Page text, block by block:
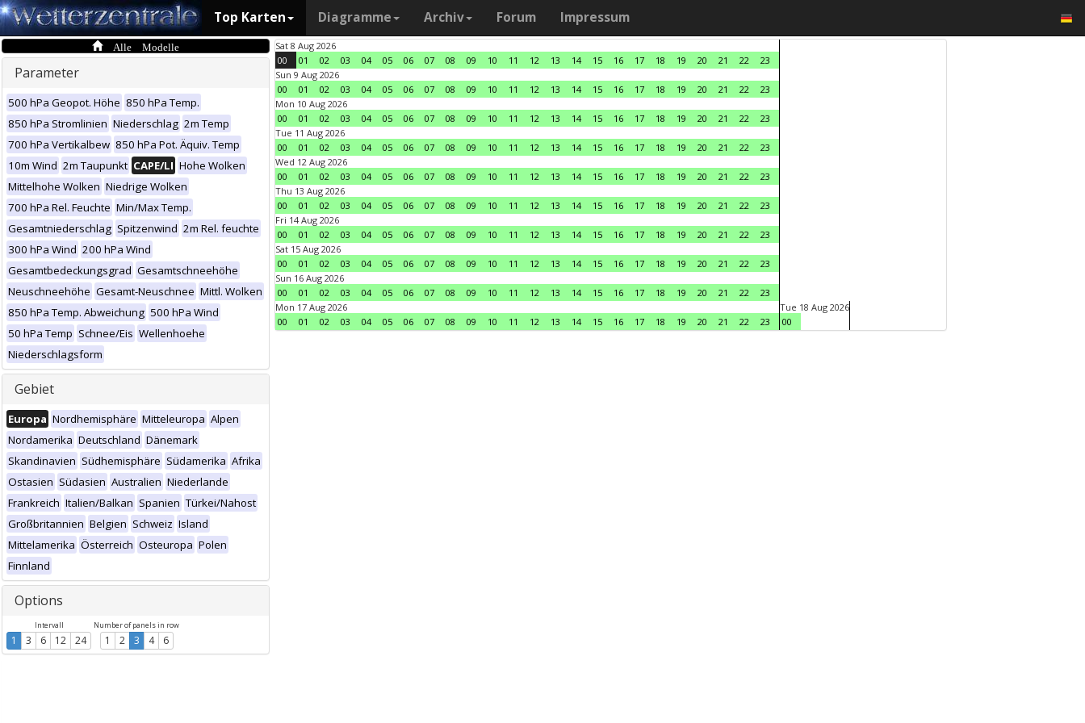
Top Karten Diagramme Archiv Forum Impressum
Alle Modelle
Parameter
500 hPa Geopot. Höhe 850 hPa Temp.
850 hPa Stromlinien Niederschlag 2m Temp
700 hPa Vertikalbew 850 hPa Pot. Äquiv. Temp
10m Wind 2m Taupunkt CAPE/LI Hohe Wolken
Mittelhohe Wolken Niedrige Wolken
700 hPa Rel. Feuchte Min/Max Temp.
Gesamtniederschlag Spitzenwind 2m Rel. feuchte
300 hPa Wind 200 hPa Wind
Gesamtbedeckungsgrad Gesamtschneehöhe
Neuschneehöhe Gesamt-Neuschnee Mittl. Wolken
850 hPa Temp. Abweichung 500 hPa Wind
50 hPa Temp Schnee/Eis Wellenhoehe
Niederschlagsform
Gebiet
Europa Nordhemisphäre Mitteleuropa Alpen
Nordamerika Deutschland Dänemark
Skandinavien Südhemisphäre Südamerika Afrika
Ostasien Südasien Australien Niederlande
Frankreich Italien/Balkan Spanien Türkei/Nahost
Großbritannien Belgien Schweiz Island
Mittelamerika Österreich Osteuropa Polen
Finnland
Options
Intervall
1 3 6 12 24
Number of panels in row
1 2 3 4 6
Sat 8 Aug 2026
00
01 02 03 04 05 06 07 08 09 10 11 12 13 14 15 16 17 18 19 20 21 22
23
Sun 9 Aug 2026
00
01 02 03 04 05 06 07 08 09 10 11 12 13 14 15 16 17 18 19 20 21 22
23
Mon 10 Aug 2026
00
01 02 03 04 05 06 07 08 09 10 11 12 13 14 15 16 17 18 19 20 21 22
23
Tue 11 Aug 2026
00
01 02 03 04 05 06 07 08 09 10 11 12 13 14 15 16 17 18 19 20 21 22
23
Wed 12 Aug 2026
00
01 02 03 04 05 06 07 08 09 10 11 12 13 14 15 16 17 18 19 20 21 22
23
Thu 13 Aug 2026
00
01 02 03 04 05 06 07 08 09 10 11 12 13 14 15 16 17 18 19 20 21 22
23
Fri 14 Aug 2026
00
01 02 03 04 05 06 07 08 09 10 11 12 13 14 15 16 17 18 19 20 21 22
23
Sat 15 Aug 2026
00
01 02 03 04 05 06 07 08 09 10 11 12 13 14 15 16 17 18 19 20 21 22
23
Sun 16 Aug 2026
00
01 02 03 04 05 06 07 08 09 10 11 12 13 14 15 16 17 18 19 20 21 22
23
Mon 17 Aug 2026
00
01 02 03 04 05 06 07 08 09 10 11 12 13 14 15 16 17 18 19 20 21 22 23
Tue 18 Aug 2026
00